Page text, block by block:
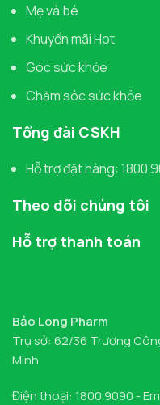
Mẹ và bé
Khuyến mãi Hot
Góc sức khỏe
Chăm sóc sức khỏe
Tổng đài CSKH
Hỗ trợ đặt hàng: 1800
Theo dõi chúng tôi
Hỗ trợ thanh toán
Bảo Long Pharm
Trụ sở: 62/36 Trương
Minh
Điện thoại: 1800 9090 -